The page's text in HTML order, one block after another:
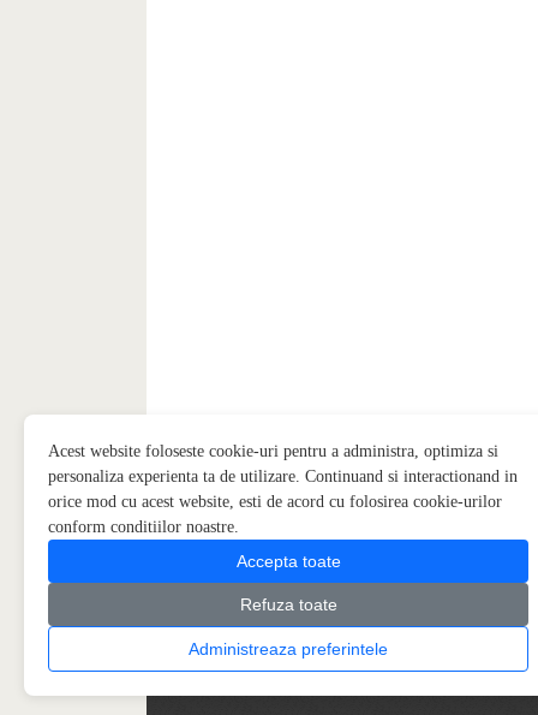
Acest website foloseste cookie-uri pentru a administra, optimiza si
personaliza experienta ta de utilizare. Continuand si interactionand in
orice mod cu acest website, esti de acord cu folosirea cookie-urilor
conform conditiilor noastre.
Accepta toate
Refuza toate
Administreaza preferintele
Copyright © 2026Piatra Onix